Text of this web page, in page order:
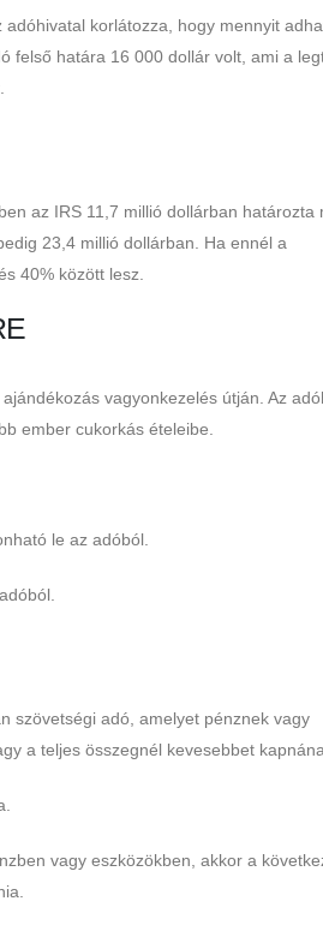
korlátozza, hogy mennyit
felső határa 16 000 dollár volt, ami a
az IRS 11,7 millió dollárban határozta
23,4 millió dollárban. Ha ennél a
40% között lesz.
vagyonkezelés útján. Az
ember cukorkás ételeibe.
le az adóból.
szövetségi adó, amelyet pénznek vagy
a teljes összegnél kevesebbet
vagy eszközökben, akkor a